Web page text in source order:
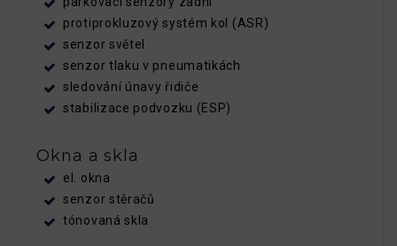
protiprokluzový systém kol (ASR)
senzor světel
senzor tlaku v pneumatikách
sledování únavy řidiče
stabilizace podvozku (ESP)
Okna a skla
el. okna
senzor stěračů
tónovaná skla